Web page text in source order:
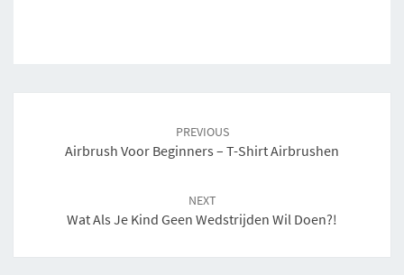
PREVIOUS
Airbrush Voor Beginners – T-Shirt Airbrushen
NEXT
Wat Als Je Kind Geen Wedstrijden Wil Doen?!